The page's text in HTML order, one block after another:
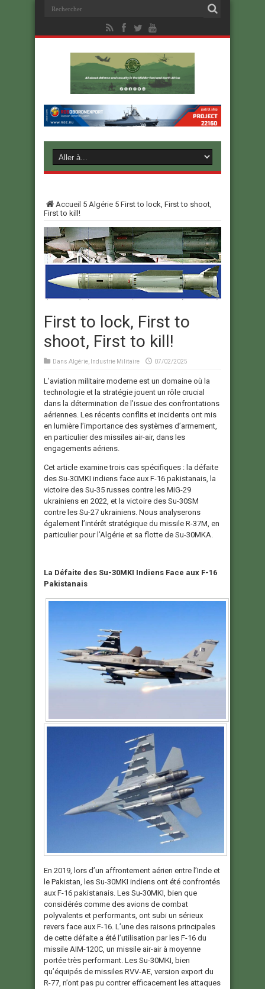
Accueil 5 Algérie 5 First to lock, First to shoot,
First to kill!
First to lock, First to
shoot, First to kill!
Dans Algérie, Industrie Militaire 07/02/2025
L’aviation militaire moderne est un domaine où la
technologie et la stratégie jouent un rôle crucial
dans la détermination de l’issue des confrontations
aériennes. Les récents conflits et incidents ont mis
en lumière l’importance des systèmes d’armement,
en particulier des missiles air-air, dans les
engagements aériens.
Cet article examine trois cas spécifiques : la défaite
des Su-30MKI indiens face aux F-16 pakistanais, la
victoire des Su-35 russes contre les MiG-29
ukrainiens en 2022, et la victoire des Su-30SM
contre les Su-27 ukrainiens. Nous analyserons
également l’intérêt stratégique du missile R-37M, en
particulier pour l’Algérie et sa flotte de Su-30MKA.
La Défaite des Su-30MKI Indiens Face aux F-16
Pakistanais
En 2019, lors d’un affrontement aérien entre l’Inde et
le Pakistan, les Su-30MKI indiens ont été confrontés
aux F-16 pakistanais. Les Su-30MKI, bien que
considérés comme des avions de combat
polyvalents et performants, ont subi un sérieux
revers face aux F-16. L’une des raisons principales
de cette défaite a été l’utilisation par les F-16 du
missile AIM-120C, un missile air-air à moyenne
portée très performant. Les Su-30MKI, bien
qu’équipés de missiles RVV-AE, version export du
R-77, n’ont pas pu contrer efficacement les attaques